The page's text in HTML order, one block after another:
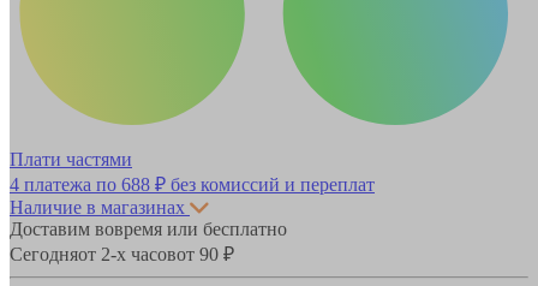
Плати частями
4 платежа по 688 ₽ без комиссий и переплат
Наличие в магазинах
Доставим вовремя или бесплатно
Сегодняот 2-х часовот 90 ₽